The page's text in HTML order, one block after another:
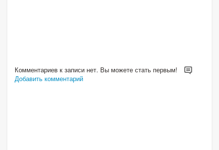
Комментариев к записи нет. Вы можете стать первым!
Добавить комментарий